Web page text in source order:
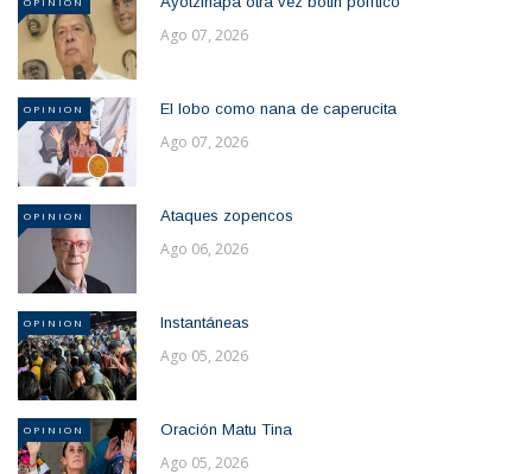
Ago 07, 2026
OPINION El lobo como nana de caperucita
Ago 07, 2026
OPINION Ataques zopencos
Ago 06, 2026
OPINION Instantáneas
Ago 05, 2026
OPINION Oración Matu Tina
Ago 05, 2026